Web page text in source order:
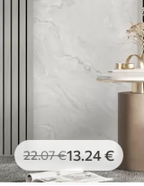
22.07€13.24€